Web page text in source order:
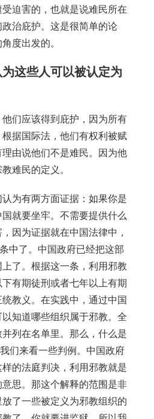
迫害的，也就是说难民所在
治庇护。这是很简单的论
度出发的。
这些人可以被认定为
们应该得到庇护，因为所有
据国际法，他们有权利被赋
由说他们不是难民。因为他
难民的定义。
为有两方面证据：如果你是
就要坐牢。不需要提供什么
因为证据就在中国法律中，
中了。中国政府已经把这部
了。根据这一条，利用邪教
有期徒刑或者七年以上有期
教义。在实践中，通过中国
知道哪些组织属于邪教。全
列在名单里。那么，什么是
们来看一些判例。中国政府
的法庭判决，利用邪教就是
思。那这个解释的范围是非
了一些被定义为邪教组织的